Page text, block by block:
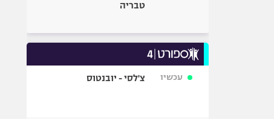
טבריה
עכשיו צ'לסי - יובנטוס